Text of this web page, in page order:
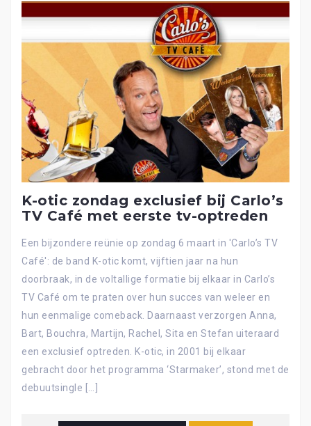
K-otic zondag exclusief bij Carlo’s
TV Café met eerste tv-optreden
Een bijzondere reünie op zondag 6 maart in 'Carlo’s TV
Café': de band K-otic komt, vijftien jaar na hun
doorbraak, in de voltallige formatie bij elkaar in Carlo’s
TV Café om te praten over hun succes van weleer en
hun eenmalige comeback. Daarnaast verzorgen Anna,
Bart, Bouchra, Martijn, Rachel, Sita en Stefan uiteraard
een exclusief optreden. K-otic, in 2001 bij elkaar
gebracht door het programma ‘Starmaker’, stond met de
debuutsingle […]